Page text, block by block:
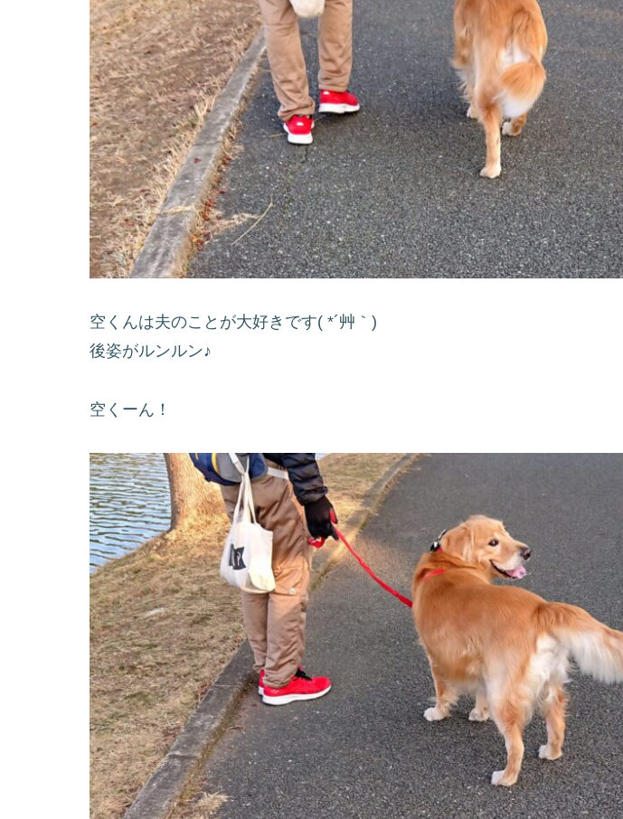
空くんは夫のことが大好きです( *´艸｀)
後姿がルンルン♪
空くーん！